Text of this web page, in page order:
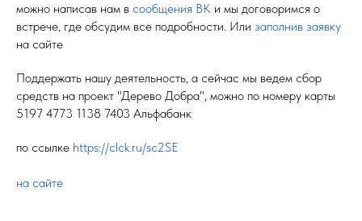
можно написав нам в сообщения ВК и мы договоримся о
встрече, где обсудим все подробности. Или заполнив заявку
на сайте
Поддержать нашу деятельность, а сейчас мы ведем сбор
средств на проект "Дерево Добра", можно по номеру карты
5197 4773 1138 7403 Альфабанк
по ссылке https://clck.ru/sc2SE
на сайте